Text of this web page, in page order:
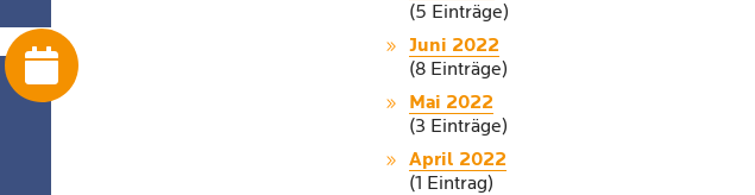
(5 Einträge)
Juni 2022
(8 Einträge)
Mai 2022
(3 Einträge)
April 2022
(1 Eintrag)